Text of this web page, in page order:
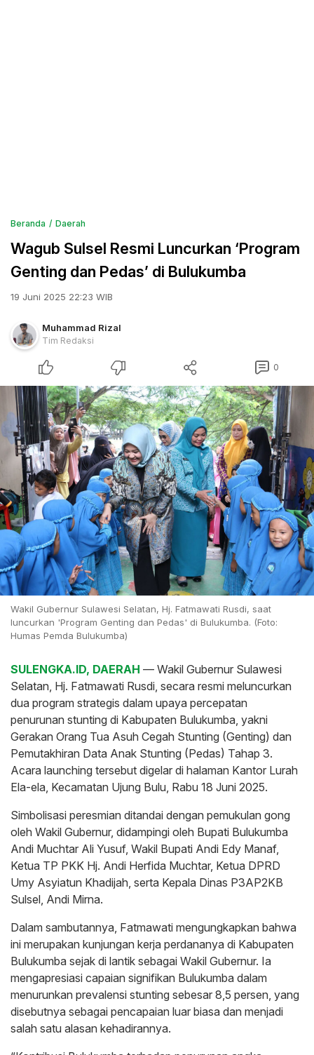
Beranda Daerah
Wagub Sulsel Resmi Luncurkan ‘Program
Genting dan Pedas’ di Bulukumba
19 Juni 2025 22:23 WIB
Muhammad Rizal
Tim Redaksi
0
Wakil Gubernur Sulawesi Selatan, Hj. Fatmawati Rusdi, saat
luncurkan 'Program Genting dan Pedas' di Bulukumba. (Foto:
Humas Pemda Bulukumba)
SULENGKA.ID, DAERAH — Wakil Gubernur Sulawesi
Selatan, Hj. Fatmawati Rusdi, secara resmi meluncurkan
dua program strategis dalam upaya percepatan
penurunan stunting di Kabupaten Bulukumba, yakni
Gerakan Orang Tua Asuh Cegah Stunting (Genting) dan
Pemutakhiran Data Anak Stunting (Pedas) Tahap 3.
Acara launching tersebut digelar di halaman Kantor Lurah
Ela-ela, Kecamatan Ujung Bulu, Rabu 18 Juni 2025.
Simbolisasi peresmian ditandai dengan pemukulan gong
oleh Wakil Gubernur, didampingi oleh Bupati Bulukumba
Andi Muchtar Ali Yusuf, Wakil Bupati Andi Edy Manaf,
Ketua TP PKK Hj. Andi Herfida Muchtar, Ketua DPRD
Umy Asyiatun Khadijah, serta Kepala Dinas P3AP2KB
Sulsel, Andi Mirna.
Dalam sambutannya, Fatmawati mengungkapkan bahwa
ini merupakan kunjungan kerja perdananya di Kabupaten
Bulukumba sejak di lantik sebagai Wakil Gubernur. Ia
mengapresiasi capaian signifikan Bulukumba dalam
menurunkan prevalensi stunting sebesar 8,5 persen, yang
disebutnya sebagai pencapaian luar biasa dan menjadi
salah satu alasan kehadirannya.